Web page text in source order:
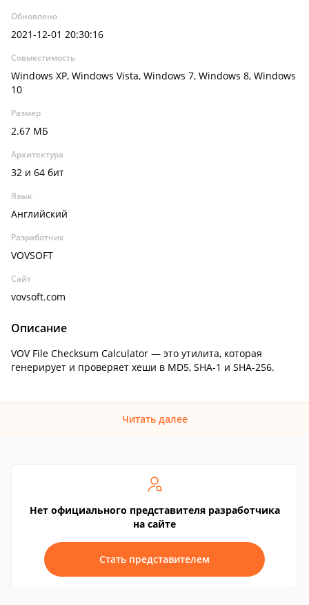
Обновлено
2021-12-01 20:30:16
Совместимость
Windows XP, Windows Vista, Windows 7, Windows 8, Windows
10
Размер
2.67 МБ
Архитектура
32 и 64 бит
Язык
Английский
Разработчик
VOVSOFT
Сайт
vovsoft.com
Описание
VOV File Checksum Calculator — это утилита, которая
генерирует и проверяет хеши в MD5, SHA-1 и SHA-256.
Читать далее
Нет официального представителя разработчика
на сайте
Стать представителем